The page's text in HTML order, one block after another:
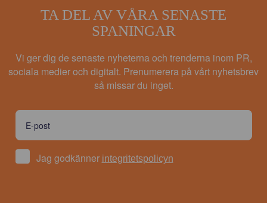
TA DEL AV VÅRA SENASTE
SPANINGAR
Vi ger dig de senaste nyheterna och trenderna inom PR,
sociala medier och digitalt. Prenumerera på vårt nyhetsbrev
så missar du inget.
Jag godkänner integritetspolicyn